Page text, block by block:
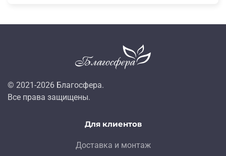
© 2021-2026 Благосфера.
Все права защищены.
Для клиентов
Доставка и монтаж